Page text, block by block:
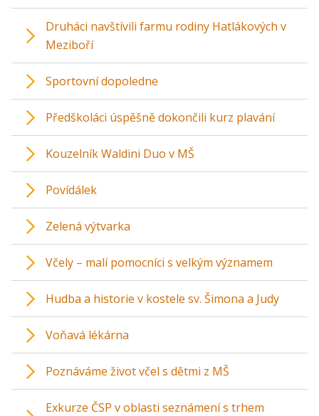
Druháci navštívili farmu rodiny Hatlákových v
Meziboří
Sportovní dopoledne
Předškoláci úspěšně dokončili kurz plavání
Kouzelník Waldini Duo v MŠ
Povídálek
Zelená výtvarka
Včely – malí pomocníci s velkým významem
Hudba a historie v kostele sv. Šimona a Judy
Voňavá lékárna
Poznáváme život včel s dětmi z MŠ
Exkurze ČSP v oblasti seznámení s trhem